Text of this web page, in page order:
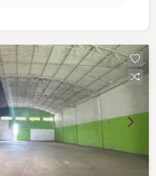
espaço e excelente
negócio.